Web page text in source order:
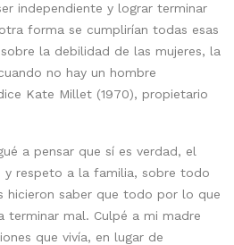
independiente y lograr terminar
forma se cumplirían todas esas
la debilidad de las mujeres, la
no hay un hombre
Kate Millet (1970), propietario
a pensar que sí es verdad, el
y respeto a la familia, sobre todo
hicieron saber que todo por lo que
terminar mal. Culpé a mi madre
que vivía, en lugar de